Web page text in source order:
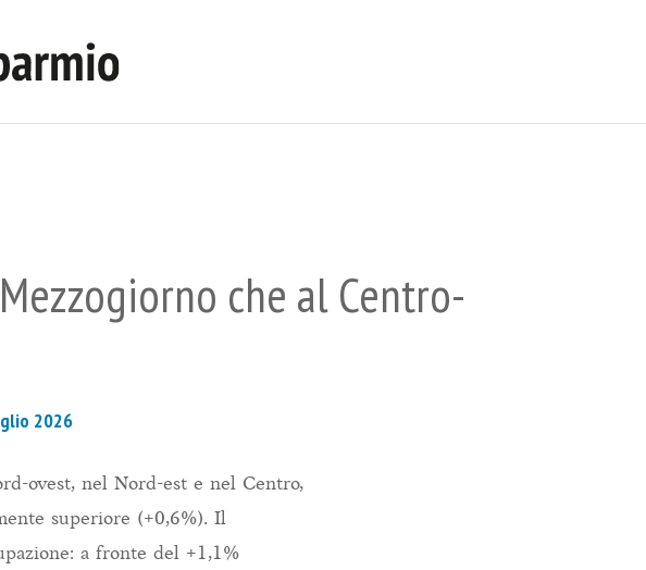
che al Centro-
2026
ovest, nel Nord-est e nel Centro,
superiore (+0,6%). Il
a fronte del +1,1%